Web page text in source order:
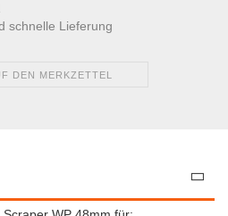
schnelle Lieferung
DEN MERKZETTEL